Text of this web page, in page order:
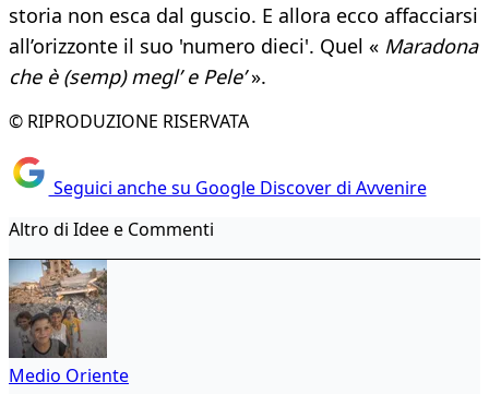
storia non esca dal guscio. E allora ecco affacciarsi
all’orizzonte il suo 'numero dieci'. Quel « Maradona
che è (semp) megl’ e Pele’».
© RIPRODUZIONE RISERVATA
Seguici anche su Google Discover di Avvenire
Altro di Idee e Commenti
Medio Oriente